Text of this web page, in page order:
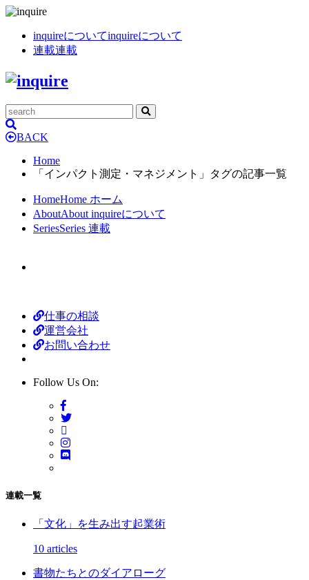
inquireについてinquireについて
連載連載
BACK
Home
「インパクト測定・マネジメント」タグの記事一覧
HomeHome ホーム
AboutAbout inquireについて
SeriesSeries 連載
仕事の相談
運営会社
お問い合わせ
Follow Us On:
連載一覧
「文化」を生み出す起業術
10 articles
書物たちとのダイアローグ